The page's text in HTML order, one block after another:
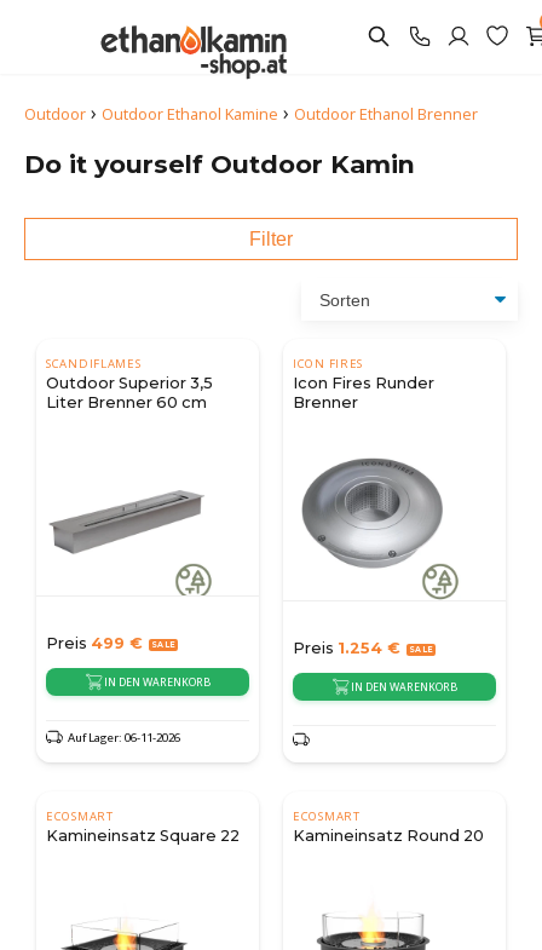
Outdoor › Outdoor Ethanol Kamine › Outdoor Ethanol Brenner
Do it yourself Outdoor Kamin
Filter
SCANDIFLAMES
Outdoor Superior 3,5
Liter Brenner 60 cm
Preis 499 €
IN DEN WARENKORB
Auf Lager: 06-11-2026
ICON FIRES
Icon Fires Runder
Brenner
Preis 1.254 €
IN DEN WARENKORB
ECOSMART
Kamineinsatz Square 22
ECOSMART
Kamineinsatz Round 20